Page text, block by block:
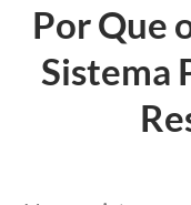
Por Que
Sistema